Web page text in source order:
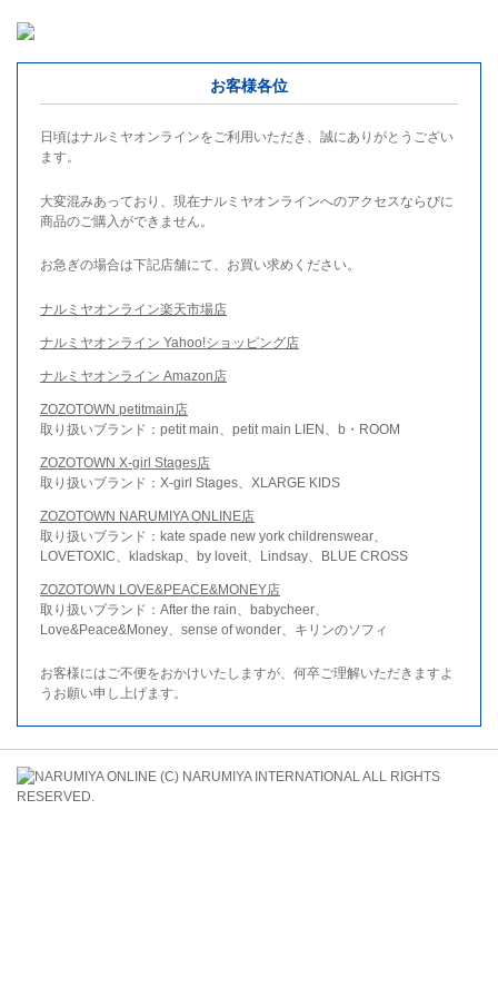
お客様各位
日頃はナルミヤオンラインをご利用いただき、誠にありがとうござい
ます。
大変混みあっており、現在ナルミヤオンラインへのアクセスならびに
商品のご購入ができません。
お急ぎの場合は下記店舗にて、お買い求めください。
ナルミヤオンライン楽天市場店
ナルミヤオンライン Yahoo!ショッピング店
ナルミヤオンライン Amazon店
ZOZOTOWN petitmain店
取り扱いブランド：petit main、petit main LIEN、b・ROOM
ZOZOTOWN X-girl Stages店
取り扱いブランド：X-girl Stages、XLARGE KIDS
ZOZOTOWN NARUMIYA ONLINE店
取り扱いブランド：kate spade new york childrenswear、
LOVETOXIC、kladskap、by loveit、Lindsay、BLUE CROSS
ZOZOTOWN LOVE&PEACE&MONEY店
取り扱いブランド：After the rain、babycheer、
Love&Peace&Money、sense of wonder、キリンのソフィ
お客様にはご不便をおかけいたしますが、何卒ご理解いただきますよ
うお願い申し上げます。